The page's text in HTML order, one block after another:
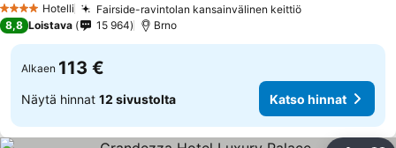
4 Tähtiluokitus
Hotelli Fairside-ravintolan kansainvälinen keittiö
8,8 Loistava 15 964 Brno
Alkaen 113 €
Näytä hinnat 12 sivustolta Katso hinnat